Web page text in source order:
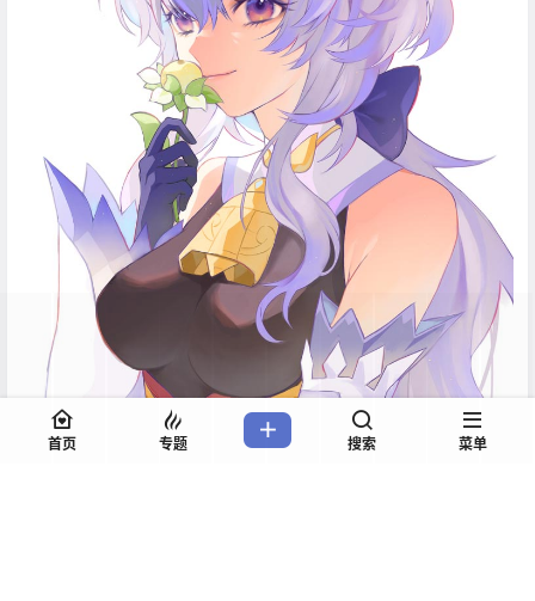
首页 专题 搜索 菜单